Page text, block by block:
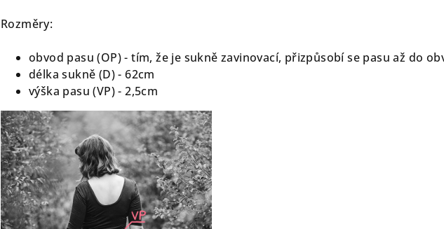
Rozměry:
obvod pasu (OP) - tím, že je sukně zavinovací, přizpůsobí se pasu až do
délka sukně (D) - 62cm
výška pasu (VP) - 2,5cm